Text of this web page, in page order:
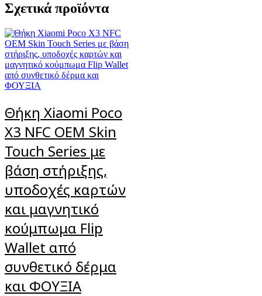
Σχετικά προϊόντα
Θήκη Xiaomi Poco
X3 NFC OEM Skin
Touch Series με
βάση στήριξης,
υποδοχές καρτών
και μαγνητικό
κούμπωμα Flip
Wallet από
συνθετικό δέρμα
και ΦΟΥΞΙΑ